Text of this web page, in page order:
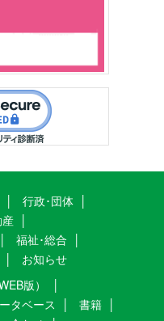
行政･団体
福祉･総合
お知らせ
版）
タベース
書籍